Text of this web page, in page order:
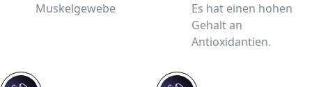
Muskelgewebe
Es hat einen hohen
Gehalt an
Antioxidantien.